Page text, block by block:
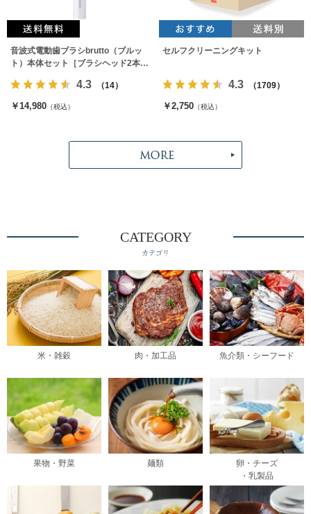
音波式電動歯ブラシbrutto（ブルッ
ト）本体セット［ブラシヘッド2本付
4.3 （14）
￥14,980 （税込）
セルフクリーニングキット
4.3 （1709）
￥2,750 （税込）
CATEGORY
カテゴリ
米・雑穀 肉・加工品 魚介類・シーフード
果物・野菜 麺類
卵・チーズ
・乳製品